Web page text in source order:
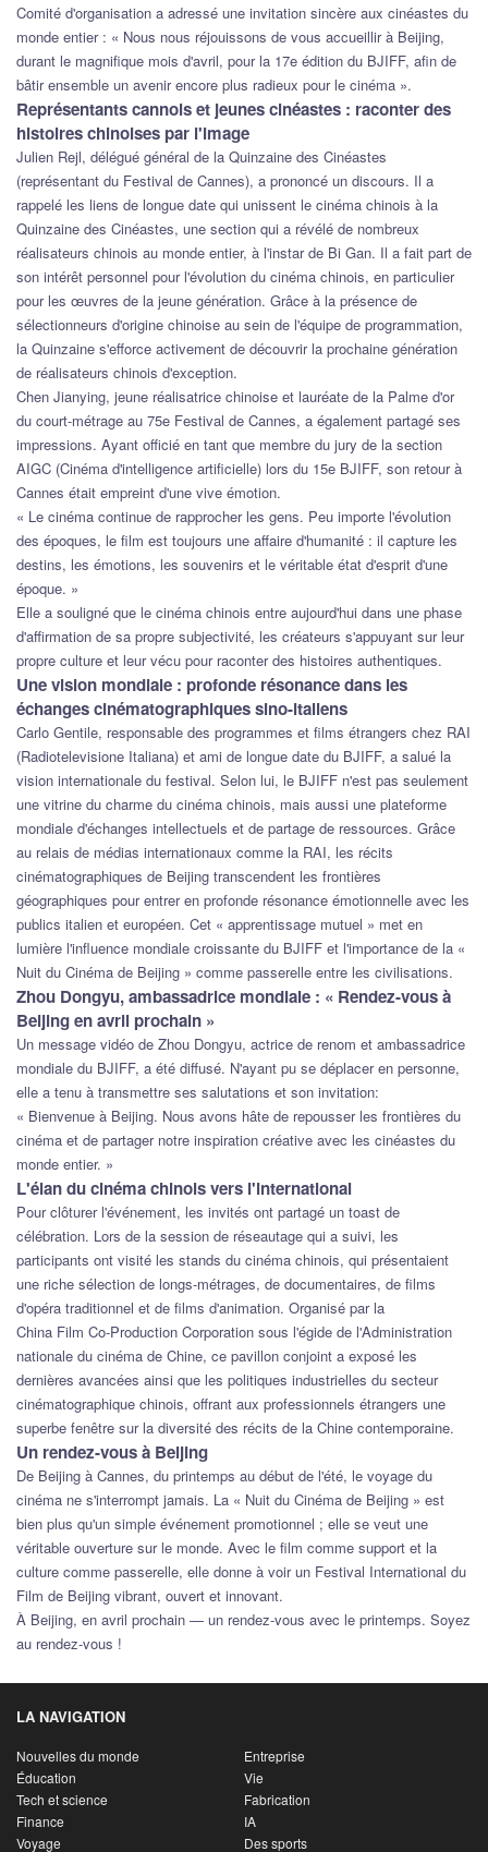
Comité d'organisation a adressé une invitation sincère aux cinéastes du
monde entier : « Nous nous réjouissons de vous accueillir à Beijing,
durant le magnifique mois d'avril, pour la 17e édition du BJIFF, afin de
bâtir ensemble un avenir encore plus radieux pour le cinéma ».
Représentants cannois et jeunes cinéastes : raconter des
histoires chinoises par l'image
Julien Rejl, délégué général de la Quinzaine des Cinéastes
(représentant du Festival de Cannes), a prononcé un discours. Il a
rappelé les liens de longue date qui unissent le cinéma chinois à la
Quinzaine des Cinéastes, une section qui a révélé de nombreux
réalisateurs chinois au monde entier, à l'instar de Bi Gan. Il a fait part de
son intérêt personnel pour l'évolution du cinéma chinois, en particulier
pour les œuvres de la jeune génération. Grâce à la présence de
sélectionneurs d'origine chinoise au sein de l'équipe de programmation,
la Quinzaine s'efforce activement de découvrir la prochaine génération
de réalisateurs chinois d'exception.
Chen Jianying, jeune réalisatrice chinoise et lauréate de la Palme d'or
du court-métrage au 75e Festival de Cannes, a également partagé ses
impressions. Ayant officié en tant que membre du jury de la section
AIGC (Cinéma d'intelligence artificielle) lors du 15e BJIFF, son retour à
Cannes était empreint d'une vive émotion.
« Le cinéma continue de rapprocher les gens. Peu importe l'évolution
des époques, le film est toujours une affaire d'humanité : il capture les
destins, les émotions, les souvenirs et le véritable état d'esprit d'une
époque. »
Elle a souligné que le cinéma chinois entre aujourd'hui dans une phase
d'affirmation de sa propre subjectivité, les créateurs s'appuyant sur leur
propre culture et leur vécu pour raconter des histoires authentiques.
Une vision mondiale : profonde résonance dans les
échanges cinématographiques sino-italiens
Carlo Gentile, responsable des programmes et films étrangers chez RAI
(Radiotelevisione Italiana) et ami de longue date du BJIFF, a salué la
vision internationale du festival. Selon lui, le BJIFF n'est pas seulement
une vitrine du charme du cinéma chinois, mais aussi une plateforme
mondiale d'échanges intellectuels et de partage de ressources. Grâce
au relais de médias internationaux comme la RAI, les récits
cinématographiques de Beijing transcendent les frontières
géographiques pour entrer en profonde résonance émotionnelle avec les
publics italien et européen. Cet « apprentissage mutuel » met en
lumière l'influence mondiale croissante du BJIFF et l'importance de la «
Nuit du Cinéma de Beijing » comme passerelle entre les civilisations.
Zhou Dongyu, ambassadrice mondiale : « Rendez-vous à
Beijing en avril prochain »
Un message vidéo de Zhou Dongyu, actrice de renom et ambassadrice
mondiale du BJIFF, a été diffusé. N'ayant pu se déplacer en personne,
elle a tenu à transmettre ses salutations et son invitation:
« Bienvenue à Beijing. Nous avons hâte de repousser les frontières du
cinéma et de partager notre inspiration créative avec les cinéastes du
monde entier. »
L'élan du cinéma chinois vers l'international
Pour clôturer l'événement, les invités ont partagé un toast de
célébration. Lors de la session de réseautage qui a suivi, les
participants ont visité les stands du cinéma chinois, qui présentaient
une riche sélection de longs-métrages, de documentaires, de films
d'opéra traditionnel et de films d'animation. Organisé par la
China Film Co-Production Corporation sous l'égide de l'Administration
nationale du cinéma de Chine, ce pavillon conjoint a exposé les
dernières avancées ainsi que les politiques industrielles du secteur
cinématographique chinois, offrant aux professionnels étrangers une
superbe fenêtre sur la diversité des récits de la Chine contemporaine.
Un rendez-vous à Beijing
De Beijing à Cannes, du printemps au début de l'été, le voyage du
cinéma ne s'interrompt jamais. La « Nuit du Cinéma de Beijing » est
bien plus qu'un simple événement promotionnel ; elle se veut une
véritable ouverture sur le monde. Avec le film comme support et la
culture comme passerelle, elle donne à voir un Festival International du
Film de Beijing vibrant, ouvert et innovant.
À Beijing, en avril prochain — un rendez-vous avec le printemps. Soyez
au rendez-vous !
LA NAVIGATION
Nouvelles du monde
Entreprise
Éducation
Vie
Tech et science
Fabrication
Finance
IA
Voyage
Des sports